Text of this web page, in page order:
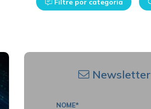
Filtre por categoria
Newsletter
NOME*